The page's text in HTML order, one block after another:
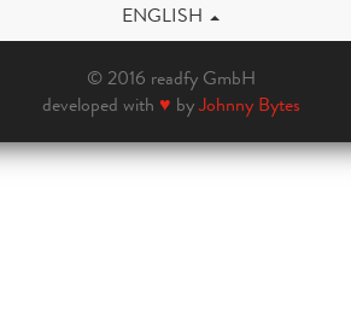
ENGLISH
© 2016 readfy GmbH
developed with ♥ byJohnny Bytes